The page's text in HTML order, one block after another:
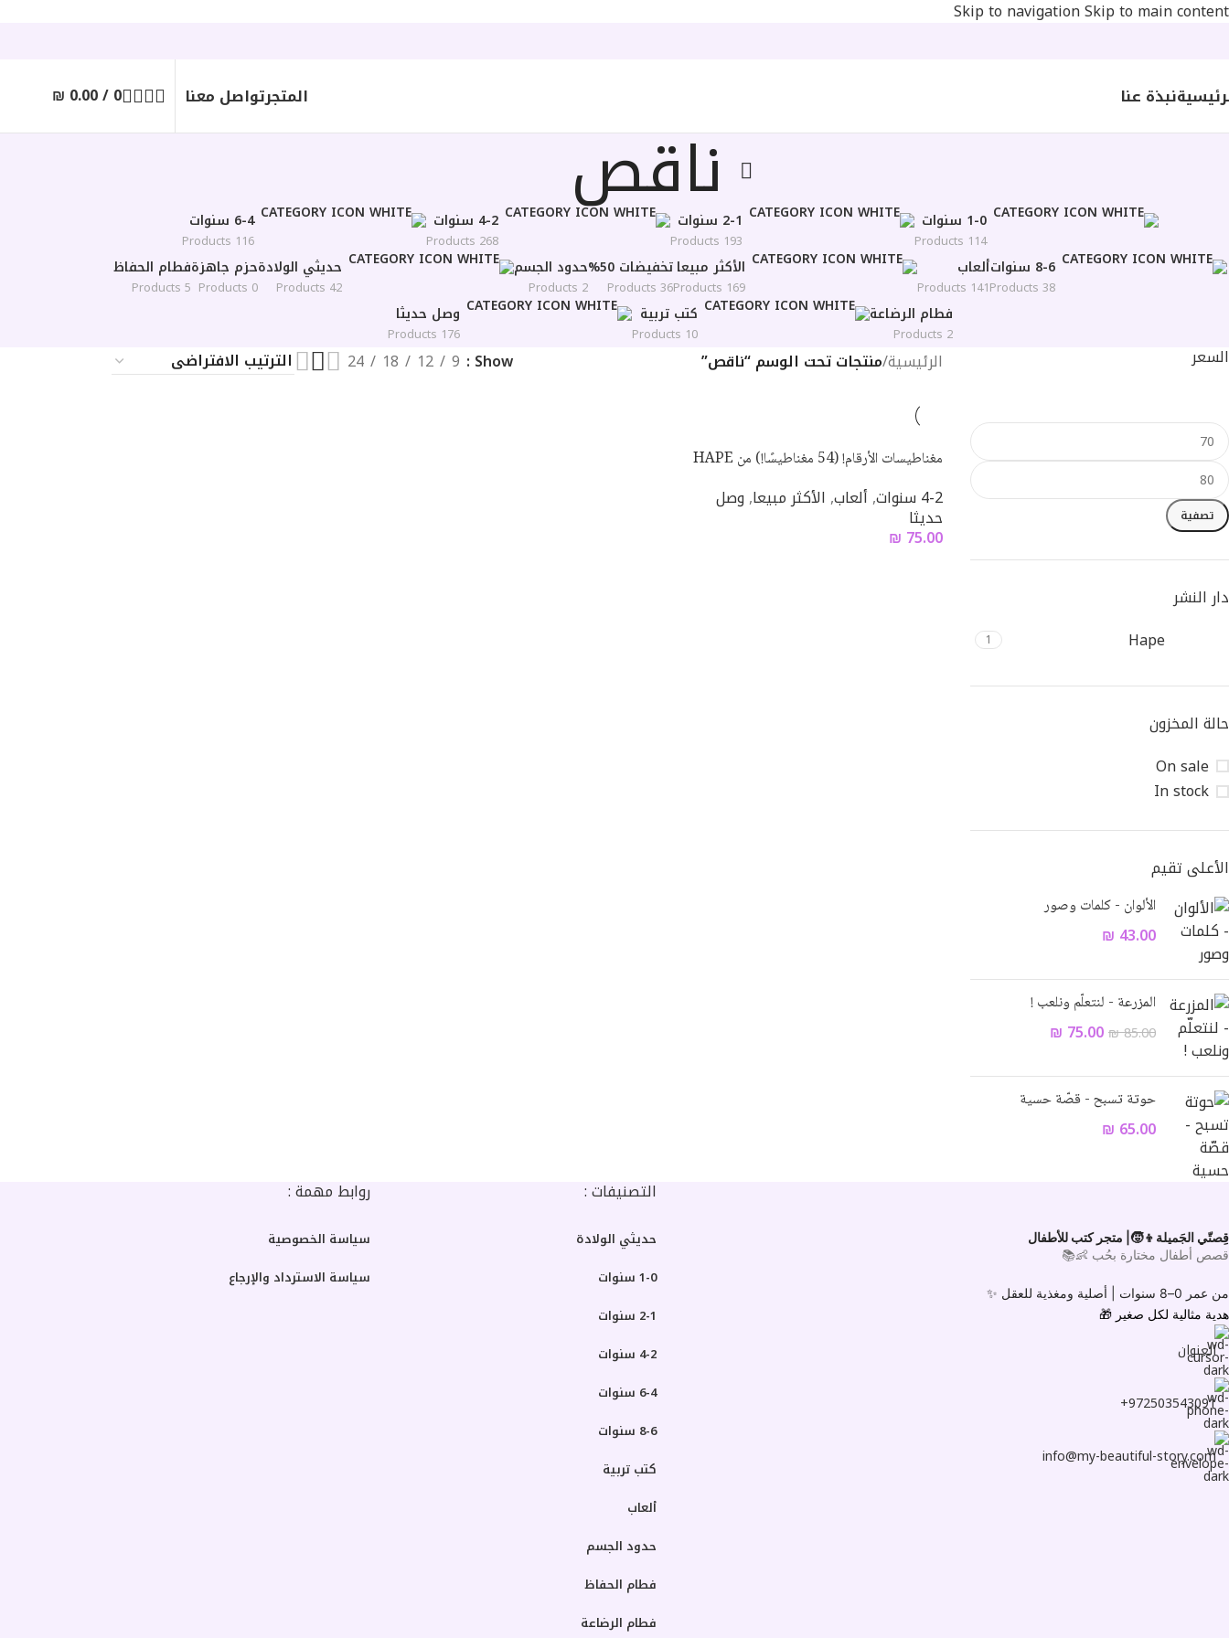
Skip to navigationSkip to main content
نبذة عنا المتجرتواصل معنا 0
/
₪ 0.00
ناقص 1-0 سنوات
114 Products
2-1 سنوات
193 Products
4-2 سنوات
268 Products
6-4 سنوات
116 Products
8-6 سنوات
38 Products
ألعاب
141 Products
الأكثر مبيعا
169 Products
تخفيضات 50%
36 Products
حدود الجسم
2 Products
حديثي الولادة
42 Products
حزم جاهزة
0 Products
فطام الحفاظ
5 Products
فطام الرضاعة
2 Products
كتب تربية
10 Products
وصل حديثا
176 Products
السعر
تصفية
دار النشر
Hape
1
حالة المخزون
On sale
In stock
الأعلى تقيم
الألوان - كلمات وصور
₪ 43.00
المزرعة - لنتعلّم ونلعب !
₪85.00
₪ 75.00
حوتة تسبح - قصّة حسية
₪ 65.00
الرئيسية/منتجات تحت الوسم “ناقص” Show
9
12
18
24
مغناطيسات الأرقام! (54 مغناطيسًا!) من HAPE
4-2 سنوات ,ألعاب, الأكثر مبيعا,وصل
حديثا
₪ 75.00
قِصتّي الجَميلة👦🧒| متجر كتب للأطفال
قصص أطفال مختارة بحُب 👶📚
من عمر 0–8 سنوات |
أصلية ومغذية للعقل ✨
هدية مثالية لكل صغير 🎁
العنوان
972503543091+
info@my-beautiful-story.com
التصنيفات :
حديثي الولادة
1-0 سنوات
2-1 سنوات
4-2 سنوات
6-4 سنوات
8-6 سنوات
كتب تربية
ألعاب
حدود الجسم
فطام الحفاظ
فطام الرضاعة
روابط مهمة :
سياسة الخصوصية
سياسة الاسترداد والإرجاع